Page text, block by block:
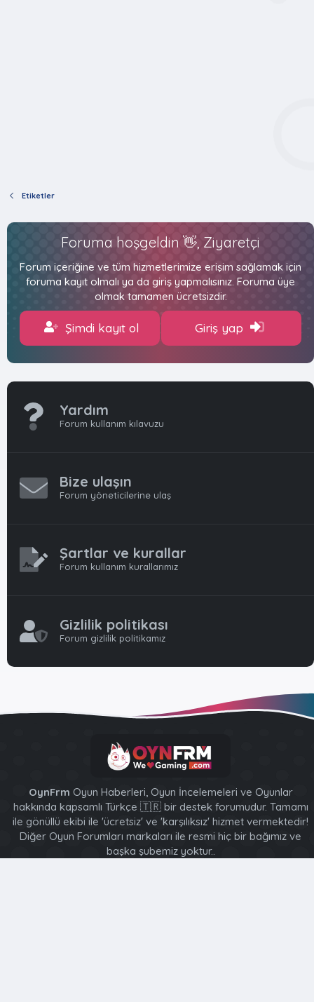
Etiketler
Foruma hoşgeldin 👋, Ziyaretçi
Forum içeriğine ve tüm hizmetlerimize erişim sağlamak için
foruma kayıt olmalı ya da giriş yapmalısınız. Foruma üye
olmak tamamen ücretsizdir.
Şimdi kayıt ol Giriş yap
Yardım
Forum kullanım kılavuzu
Bize ulaşın
Forum yöneticilerine ulaş
Şartlar ve kurallar
Forum kullanım kurallarımız
Gizlilik politikası
Forum gizlilik politikamız
OynFrm Oyun Haberleri, Oyun İncelemeleri ve Oyunlar
hakkında kapsamlı Türkçe 🇹🇷 bir destek forumudur. Tamamı
ile gönüllü ekibi ile 'ücretsiz' ve 'karşılıksız' hizmet vermektedir!
Diğer Oyun Forumları markaları ile resmi hiç bir bağımız ve
başka şubemiz yoktur..